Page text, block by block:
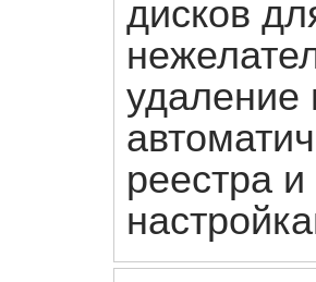
дисков
удаление
реестра